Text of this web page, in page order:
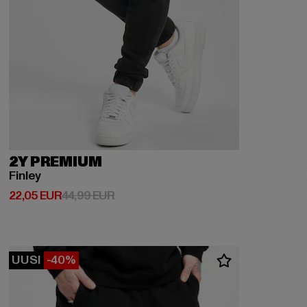
2Y PREMIUM
Finley
22,05 EUR
Ajankohtainen hinta: 22,05 EUR
44,99 EURKampanjahinta: 44,99 EUR
UUSI -40%